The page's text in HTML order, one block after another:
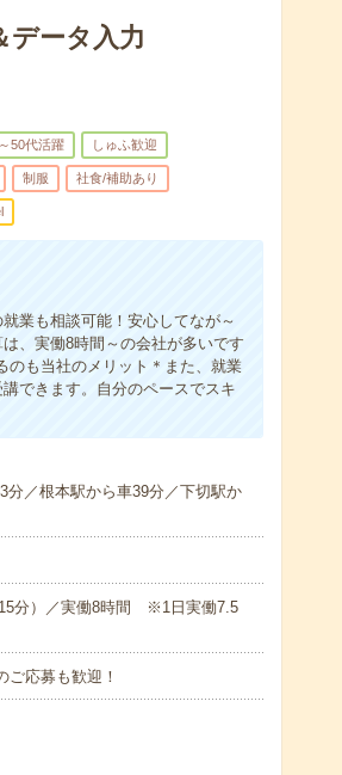
データ入力
50代活躍 しゅふ歓迎
制服 社食/補助あり
業も相談可能！安心してなが～
、実働8時間～の会社が多いです
のも当社のメリット＊また、就業
できます。自分のペースでスキ
分／根本駅から車39分／下切駅か
15分）／実働8時間 ※1日実働7.5
応募も歓迎！